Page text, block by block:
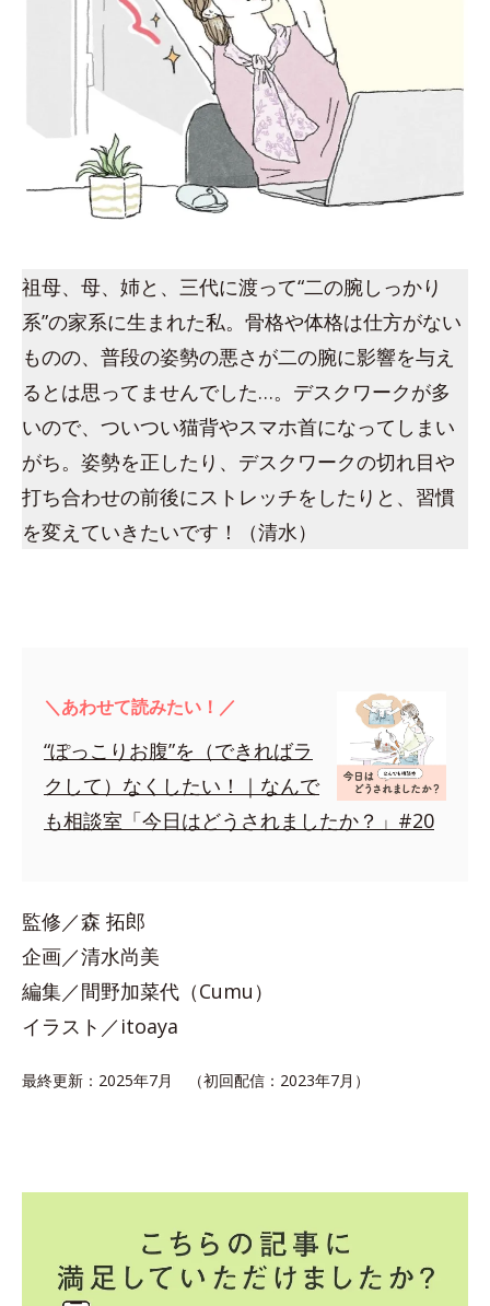
祖母、母、姉と、三代に渡って“二の腕しっかり
系”の家系に生まれた私。骨格や体格は仕方がない
ものの、普段の姿勢の悪さが二の腕に影響を与え
るとは思ってませんでした…。デスクワークが多
いので、ついつい猫背やスマホ首になってしまい
がち。姿勢を正したり、デスクワークの切れ目や
打ち合わせの前後にストレッチをしたりと、習慣
を変えていきたいです！（清水）
＼あわせて読みたい！／
“ぽっこりお腹”を（できればラ
クして）なくしたい！｜なんで
も相談室「今日はどうされましたか？」#20
監修／森 拓郎
企画／清水尚美
編集／間野加菜代（Cumu）
イラスト／itoaya
最終更新：2025年7月 （初回配信：2023年7月）